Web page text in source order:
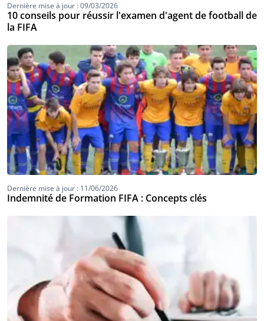
Dernière mise à jour : 09/03/2026
10 conseils pour réussir l'examen d'agent de football de
la FIFA
Dernière mise à jour : 11/06/2026
Indemnité de Formation FIFA : Concepts clés